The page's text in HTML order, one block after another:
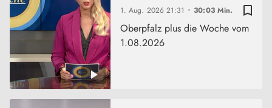
bookmark_border
1. Aug. 202621:31 30:03 Min.
Oberpfalz plus die Woche vom
1.08.2026